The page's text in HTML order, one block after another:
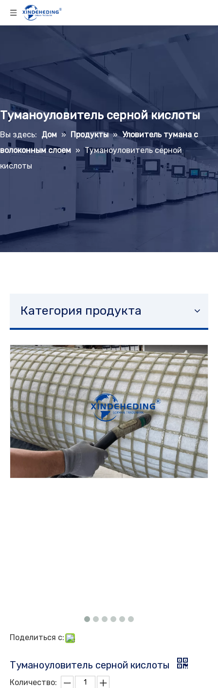
Туманоуловитель серной кислоты
Вы здесь: Дом » Продукты » Уловитель тумана с
волоконным слоем » Туманоуловитель серной
кислоты
Категория продукта
Поделиться с:
Туманоуловитель серной кислоты
Количество: